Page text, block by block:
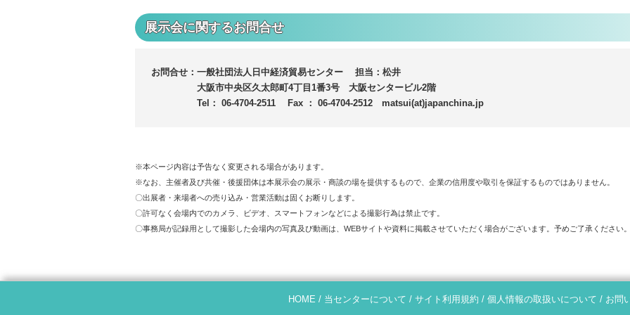
展示会に関するお問合せ
お問合せ：一般社団法人日中経済貿易センター 担当：松井
大阪市中央区久太郎町4丁目1番3号 大阪センタービル2階
Tel： 06-4704-2511 Fax ： 06-4704-2512 matsui(at)japanchina.jp
※本ページ内容は予告なく変更される場合があります。
※なお、主催者及び共催・後援団体は本展示会の展示・商談の場を提供するもので、企業の信用度や取引を保証するものではありません。
〇出展者・来場者への売り込み・営業活動は固くお断りします。
〇許可なく会場内でのカメラ、ビデオ、スマートフォンなどによる撮影行為は禁止です。
〇事務局が記録用として撮影した会場内の写真及び動画は、WEBサイトや資料に掲載させていただく場合がございます。予めご了承ください。
HOME / 当センターについて / サイト利用規約 / 個人情報の取扱いについて / お問